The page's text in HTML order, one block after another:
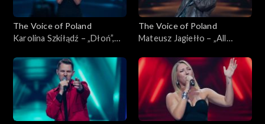
The Voice of Poland
Karolina Szkiłądź – „Dłoń”,
Nokaut, 1 listopada 2025
The Voice of Poland
Mateusz Jagiełło – „All
Poland”, Nokaut, 1 listopada
2025